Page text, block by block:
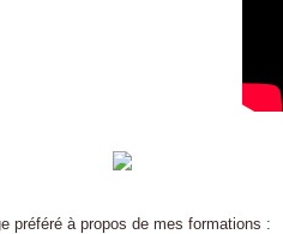
préféré à propos de mes formations :